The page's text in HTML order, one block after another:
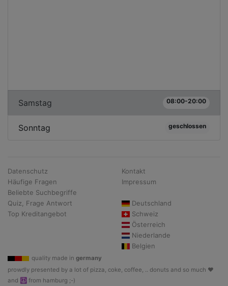
Samstag 08:00-20:00
Sonntag geschlossen
Datenschutz
Häufige Fragen
Beliebte Suchbegriffe
Quiz, Frage Antwort
Top Kreditangebot
Kontakt
Impressum
Deutschland
Schweiz
Österreich
Niederlande
Belgien
quality made in germany
prowdly presented by a lot of pizza, coke, coffee, .. donuts and so much ♥
and ☮ from hamburg ;-)